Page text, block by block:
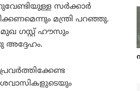
സര്‍ക്കാര്‍
മന്ത്രി പറഞ്ഞു.
ഗസ്റ്റ് ഹൗസും
അദ്ദേഹം.